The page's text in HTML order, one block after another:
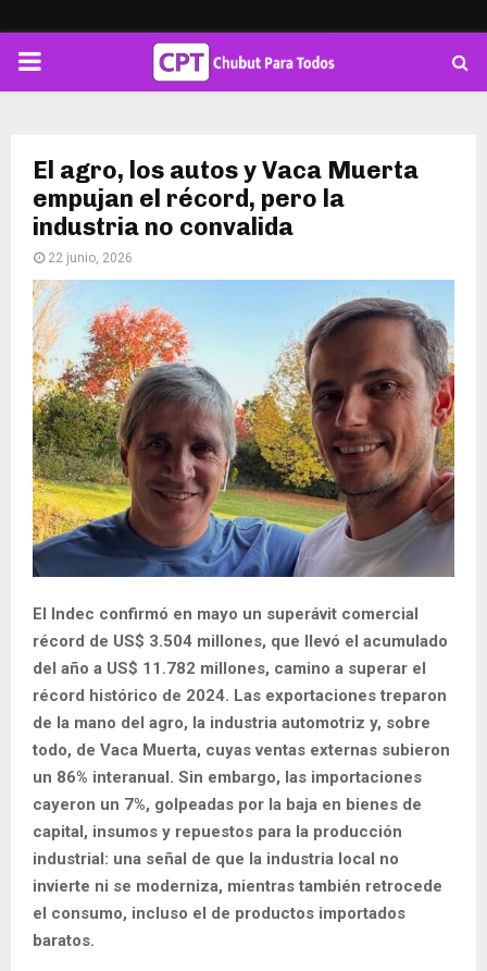
PRIMARY
El agro, los autos y Vaca Muerta
empujan el récord, pero la
industria no convalida
22 junio, 2026
El Indec confirmó en mayo un superávit comercial
récord de US$ 3.504 millones, que llevó el acumulado
del año a US$ 11.782 millones, camino a superar el
récord histórico de 2024. Las exportaciones treparon
de la mano del agro, la industria automotriz y, sobre
todo, de Vaca Muerta, cuyas ventas externas subieron
un 86% interanual. Sin embargo, las importaciones
cayeron un 7%, golpeadas por la baja en bienes de
capital, insumos y repuestos para la producción
industrial: una señal de que la industria local no
invierte ni se moderniza, mientras también retrocede
el consumo, incluso el de productos importados
baratos.